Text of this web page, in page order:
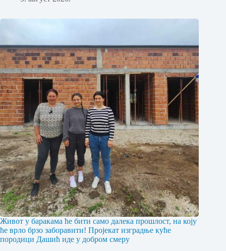
Живот у баракама ће бити само далека прошлост, на коју
ће врло брзо заборавити! Пројекат изградње куће
породици Дашић иде у добром смеру